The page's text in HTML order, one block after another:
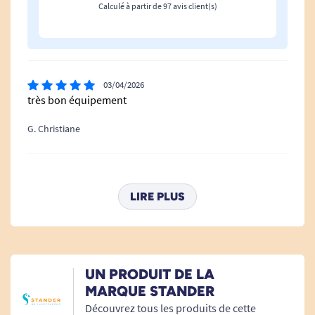
Calculé à partir de 97 avis client(s)
03/04/2026
très bon équipement
G. Christiane
Produit utilisé 4 fois. Bonne source d'appui. La
difficulté pour entrer ou sortir de la voiture vient plus
de son accessibilité, notamment de la hauteur du
L. Micheline
LIRE PLUS
UN PRODUIT DE LA
MARQUE STANDER
Découvrez tous les produits de cette